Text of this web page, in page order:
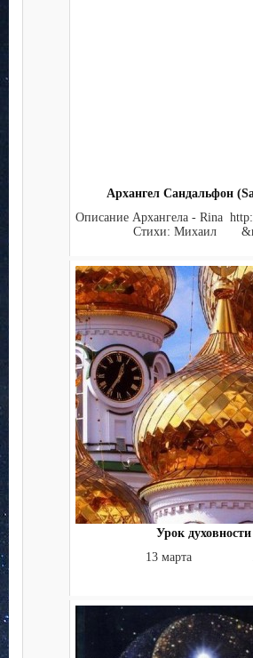
Архангел Сандальфон
Описание Архангела - Rina
Стихи: Михаил
Урок духовности
13 марта